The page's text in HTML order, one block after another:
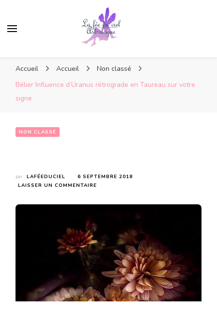
Accueil Accueil
Non classé
Bélier Influence d’Uranus rétrograde en Taureau sur votre
signe
NON CLASSÉ
par LAFÉEDUCIEL
6 SEPTEMBRE 2018
LAISSER UN COMMENTAIRE
EN
TAUREAU
SUR
VOTRE
SIGNE